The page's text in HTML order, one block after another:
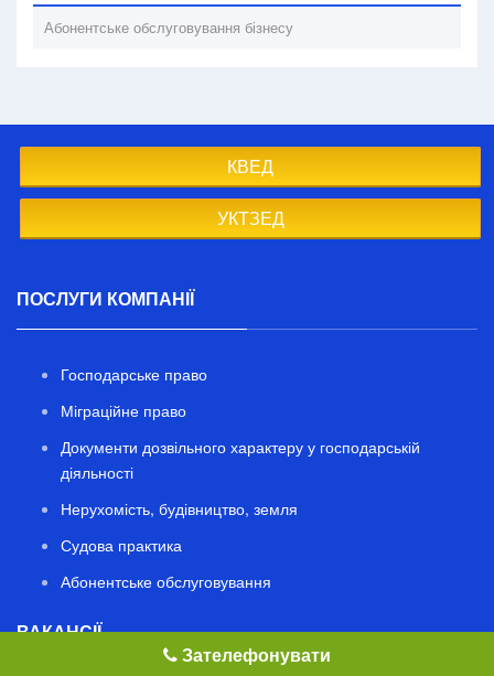
Абонентське обслуговування бізнесу
КВЕД
УКТЗЕД
ПОСЛУГИ КОМПАНІЇ
Господарське право
Міграційне право
Документи дозвільного характеру у господарській
діяльності
Нерухомість, будівництво, земля
Судова практика
Абонентське обслуговування
ВАКАНСІЇ
Зателефонувати